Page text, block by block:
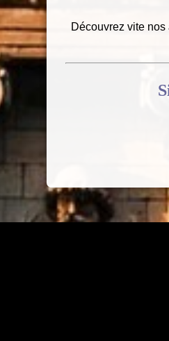
Découvrez vite